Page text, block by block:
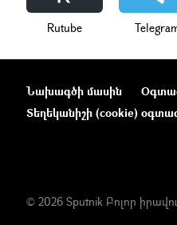
Rutube
Նախագծի մասին
Տեղեկանիշի (cookie)
© 2026 Sputnik Բոլոր